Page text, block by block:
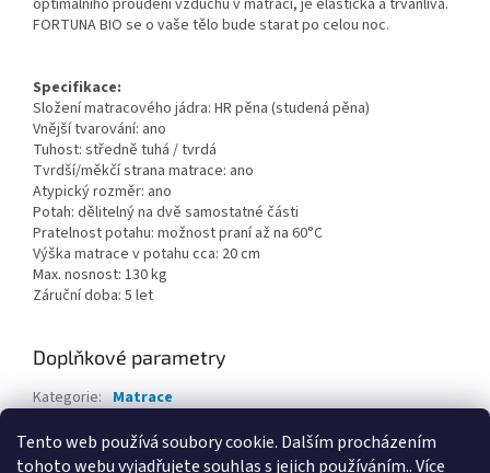
Tento web používá soubory cookie. Dalším procházením
tohoto webu vyjadřujete souhlas s jejich používáním.. Více
optimálního proudění vzduchu v matraci, je elastická a trvanlivá.
FORTUNA BIO se o vaše tělo bude starat po celou noc.
Specifikace:
Složení matracového jádra: HR pěna (studená pěna)
Vnější tvarování: ano
Tuhost: středně tuhá / tvrdá
Tvrdší/měkčí strana matrace: ano
Atypický rozměr: ano
Potah: dělitelný na dvě samostatné části
Pratelnost potahu: možnost praní až na 60°C
Výška matrace v potahu cca: 20 cm
Max. nosnost: 130 kg
Záruční doba: 5 let
Doplňkové parametry
Kategorie: Matrace